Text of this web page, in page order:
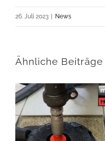
26. Juli 2023 | News
Ähnliche Beiträge